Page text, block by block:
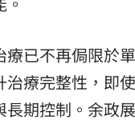
已不再侷限於
療完整性，即
期控制。余政